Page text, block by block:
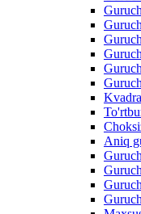
Aniq